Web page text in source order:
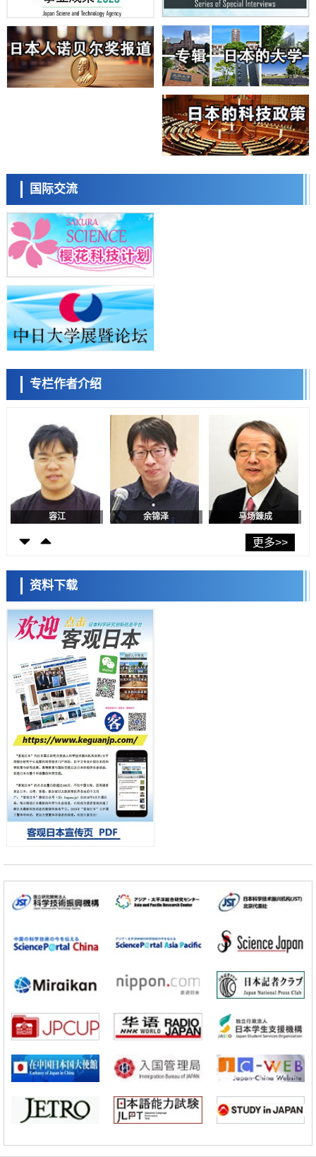
日本学术会议：为保持土壤健康应采取哪些措施？探讨土壤保护与强化
的具体对策
科学研究
大阪大学开发基于水氢键网络的温度预测新方法，AI从分子排列信息中
高精度解读
经济・社会
【AI法上篇】如何对“将人生交给AI”保持危机感——中央大学平野晋教
庆应义塾大学阐明脑内“游击手”小胶质细胞包裹保护受损神经细胞的机
制，有望用于开发阿尔茨海默病等疾病疗法
劣化抑制机制，为提升轮胎安全性与耐久性的材料设计开辟道路
科学研究
近畿大学等发现植物染料“日本茜”的红色成分可抑制老化与炎症，有望
成为新型功能性材料
科学研究
群马大学开发针对难治性癫痫的新型基因疗法，利用超小型GAD67启动
子抑制发作
科学研究
九州大学揭示夜间眼压升高机制：两种激素波动叠加所致
科学研究
东京都产技研采用新手法开发出可稳定工作至300℃的介电材料，已验
证电容器可在汽车发动机等高温环境下工作
经济・社会
日本生成式AI使用者占比一年内翻倍，但与中美德仍有较大差距
政策
日本修订首都直下型地震紧急对策：目标为死亡人数至少减半，重点强
化火灾防控
福井大学发现细胞记忆过往并抑制反应的机制，阐明即便DNA相同反应
迥异之谜
科学研究
神户大学确认口服癌症疫苗B440单药给药的安全性，在转移性尿路上皮
癌患者中开展临床试验
日本发布《令和8年版科学技术与创新白皮书》，解读第七期基本计划
首年度政策方向
科学研究
东京大学发现可诱导细胞死亡的新型信使物质
东京都健康长寿医疗中心跨器官揭示衰老过程中的糖链变化
科学研究
产总研无需石油利用松脂制备石墨前驱体，可作为电池电极材料
科学研究
东京大学和海上保安厅等发现南海海槽沿线板块边界锁定状态存在区域
差异
政策
日本第2次医疗研究开发调整费，根据一线实际情况和需求分配99.3亿
日元
科学研究
千叶大学鉴定出导致难治性疾病“肺高血压症”恶化的蛋白质“MYL9/12”，
会引发血管结构恶化
科学研究
京都大学高效生成光的构成单元“光子”，可应用于量子计算机
科学研究
开发出300亿年仅误差1秒的光晶格钟，构建网络将其打造为下一代社会
基础设施
经济・社会
大阪大学开发出膜脂质可视化工具，使脂质探针的高效开发成为可能
科学研究
带大量基因的人工细胞
政策
展研究
科学研究
京都大学高效生成光的构成单元“光子”，可应用于量子计算机
科学研究
开发出300亿年仅误差1秒的光晶格钟，构建网络将其打造为下一代社会
经济・社会
日本成立“以人为本AI联盟”——力争借助AI拓展社会公众创造力，依托
科学研究
大阪大学开发出膜脂质可视化工具，使脂质探针的高效开发成为可能
国际交流
专栏作者介绍
流员
小岩井忠道
陈小牧 李鸥 安宁
容江 余锦泽 马场錬成
日本科学未来馆 科学交
流员
小岩井忠道 泷川 进
更多>>
资料下载